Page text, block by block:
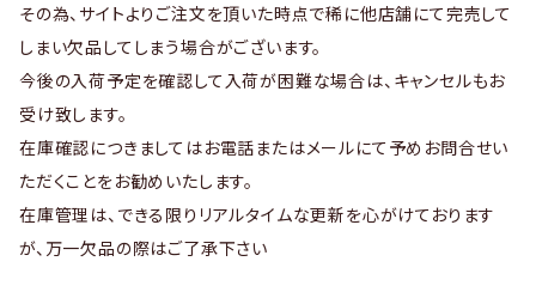
その為、サイトよりご注文を頂いた時点で稀に他店舗にて完売して
しまい欠品してしまう場合がございます。
今後の入荷予定を確認して入荷が困難な場合は、キャンセルもお
受け致します。
在庫確認につきましてはお電話またはメールにて予めお問合せい
ただくことをお勧めいたします。
在庫管理は、できる限りリアルタイムな更新を心がけております
が、万一欠品の際はご了承下さい